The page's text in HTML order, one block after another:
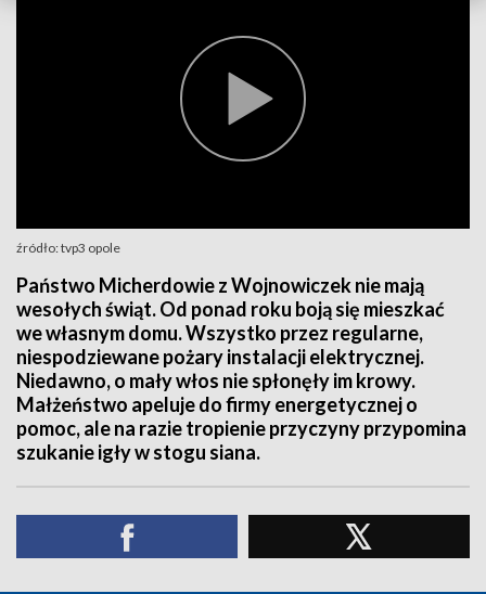
źródło: tvp3 opole
Państwo Micherdowie z Wojnowiczek nie mają
wesołych świąt. Od ponad roku boją się mieszkać
we własnym domu. Wszystko przez regularne,
niespodziewane pożary instalacji elektrycznej.
Niedawno, o mały włos nie spłonęły im krowy.
Małżeństwo apeluje do firmy energetycznej o
pomoc, ale na razie tropienie przyczyny przypomina
szukanie igły w stogu siana.